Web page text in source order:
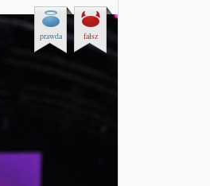
prawda fałsz